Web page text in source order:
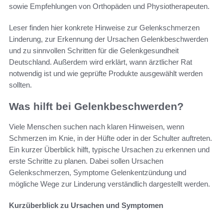
sowie Empfehlungen von Orthopäden und Physiotherapeuten.
Leser finden hier konkrete Hinweise zur Gelenkschmerzen
Linderung, zur Erkennung der Ursachen Gelenkbeschwerden
und zu sinnvollen Schritten für die Gelenkgesundheit
Deutschland. Außerdem wird erklärt, wann ärztlicher Rat
notwendig ist und wie geprüfte Produkte ausgewählt werden
sollten.
Was hilft bei Gelenkbeschwerden?
Viele Menschen suchen nach klaren Hinweisen, wenn
Schmerzen im Knie, in der Hüfte oder in der Schulter auftreten.
Ein kurzer Überblick hilft, typische Ursachen zu erkennen und
erste Schritte zu planen. Dabei sollen Ursachen
Gelenkschmerzen, Symptome Gelenkentzündung und
mögliche Wege zur Linderung verständlich dargestellt werden.
Kurzüberblick zu Ursachen und Symptomen